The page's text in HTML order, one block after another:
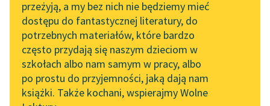
online z tłumaczkami
literatury skandynawskiej
Spotkanie z Katarzyną
Tunkiel w Oslo
102. lata temu zmarł
Joseph Conrad
API
OAI-PMH
Widget Wolnych Lektur
Przypisy
przeżyją, a my bez nich nie będziemy mieć
dostępu do fantastycznej literatury, do
potrzebnych materiałów, które bardzo
często przydają się naszym dzieciom w
szkołach albo nam samym w pracy, albo
po prostu do przyjemności, jaką dają nam
książki. Także kochani, wspierajmy Wolne